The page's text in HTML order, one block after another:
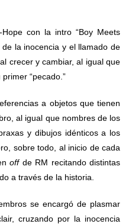
con la intro “Boy Meets
la inocencia y el llamado de
crecer y cambiar, al igual que
“pecado.”
a objetos que tienen
al igual que nombres de los
y dibujos idénticos a los
sobre todo, al inicio de cada
offde RM recitando distintas
a través de la historia.
se encargó de plasmar
cruzando por la inocencia